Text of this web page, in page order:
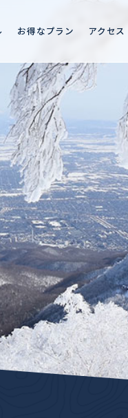
お得なプラン アクセス